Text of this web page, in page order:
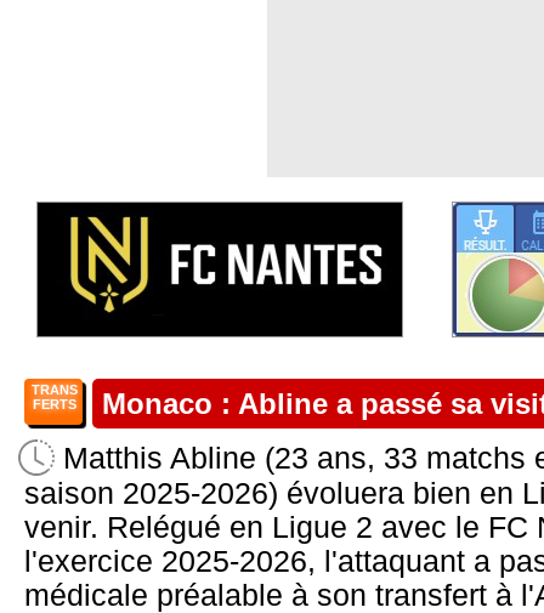
TRANS
FERTS
Monaco : Abline a passé sa
Matthis Abline (23 ans, 33 matchs
saison 2025-2026) évoluera bien en
venir. Relégué en Ligue 2 avec le FC
l'exercice 2025-2026, l'attaquant a
médicale préalable à son transfert à